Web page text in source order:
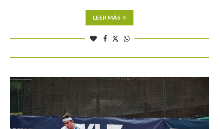
LEER MÁS